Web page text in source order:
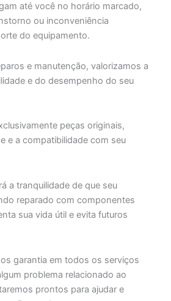
até você no horário marcado,
ou inconveniência
do equipamento.
e manutenção, valorizamos a
e do desempenho do seu
peças originais,
e a compatibilidade com seu
a tranquilidade de que seu
reparado com componentes
sua vida útil e evita futuros
garantia em todos os serviços
problema relacionado ao
prontos para ajudar e